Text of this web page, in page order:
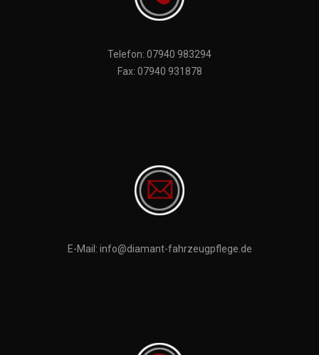
Telefon: 07940 983294
Fax: 07940 931878
E-Mail: info@diamant-fahrzeugpflege.de